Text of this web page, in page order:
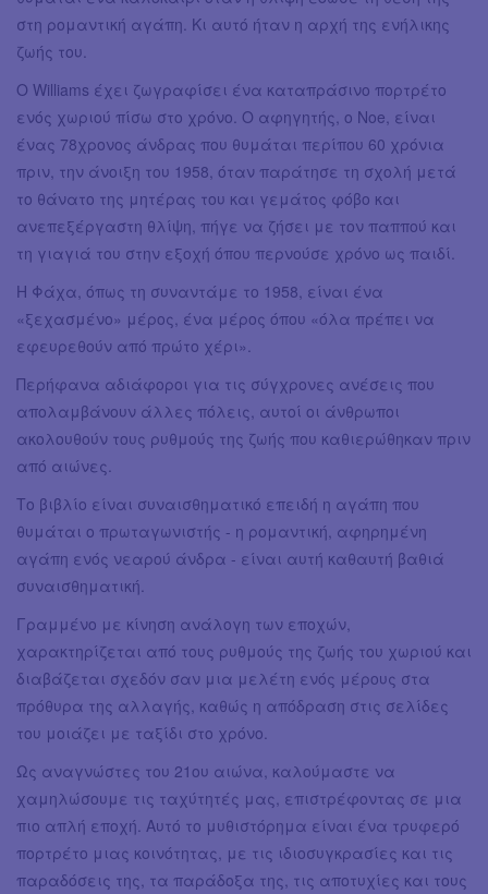
στη ρομαντική αγάπη. Κι αυτό ήταν η αρχή της ενήλικης
ζωής του.
Ο Williams έχει ζωγραφίσει ένα καταπράσινο πορτρέτο
ενός χωριού πίσω στο χρόνο. Ο αφηγητής, ο Noe, είναι
ένας 78χρονος άνδρας που θυμάται περίπου 60 χρόνια
πριν, την άνοιξη του 1958, όταν παράτησε τη σχολή μετά
το θάνατο της μητέρας του και γεμάτος φόβο και
ανεπεξέργαστη θλίψη, πήγε να ζήσει με τον παππού και
τη γιαγιά του στην εξοχή όπου περνούσε χρόνο ως παιδί.
Η Φάχα, όπως τη συναντάμε το 1958, είναι ένα
«ξεχασμένο» μέρος, ένα μέρος όπου «όλα πρέπει να
εφευρεθούν από πρώτο χέρι».
Περήφανα αδιάφοροι για τις σύγχρονες ανέσεις που
απολαμβάνουν άλλες πόλεις, αυτοί οι άνθρωποι
ακολουθούν τους ρυθμούς της ζωής που καθιερώθηκαν πριν
από αιώνες.
Το βιβλίο είναι συναισθηματικό επειδή η αγάπη που
θυμάται ο πρωταγωνιστής - η ρομαντική, αφηρημένη
αγάπη ενός νεαρού άνδρα - είναι αυτή καθαυτή βαθιά
συναισθηματική.
Γραμμένο με κίνηση ανάλογη των εποχών,
χαρακτηρίζεται από τους ρυθμούς της ζωής του χωριού και
διαβάζεται σχεδόν σαν μια μελέτη ενός μέρους στα
πρόθυρα της αλλαγής, καθώς η απόδραση στις σελίδες
του μοιάζει με ταξίδι στο χρόνο.
Ως αναγνώστες του 21ου αιώνα, καλούμαστε να
χαμηλώσουμε τις ταχύτητές μας, επιστρέφοντας σε μια
πιο απλή εποχή. Αυτό το μυθιστόρημα είναι ένα τρυφερό
πορτρέτο μιας κοινότητας, με τις ιδιοσυγκρασίες και τις
παραδόσεις της, τα παράδοξα της, τις αποτυχίες και τους